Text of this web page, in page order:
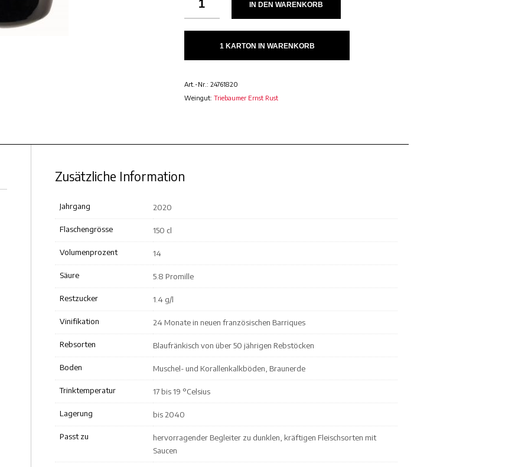
IN DEN WARENKORB
1 KARTON IN WARENKORB
Art.-Nr.: 24761820
Weingut: Triebaumer Ernst Rust
Zusätzliche Information
Jahrgang 2020
Flaschengrösse 150 cl
Volumenprozent 14
Säure 5.8 Promille
Restzucker 1.4 g/l
Vinifikation 24 Monate in neuen französischen Barriques
Rebsorten Blaufränkisch von über 50 jährigen Rebstöcken
Boden Muschel- und Korallenkalkböden, Braunerde
Trinktemperatur 17 bis 19 °Celsius
Lagerung bis 2040
Passt zu
hervorragender Begleiter zu dunklen, kräftigen Fleischsorten mit
Saucen